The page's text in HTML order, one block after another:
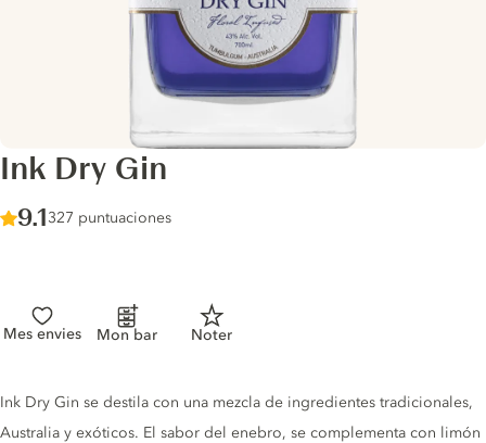
Ink Dry Gin
Score :
9.1/ 10
327 puntuaciones
Mes envies Mon bar Noter
Gin description
Ink Dry Gin se destila con una mezcla de ingredientes tradicionales,
Australia y exóticos. El sabor del enebro, se complementa con limón